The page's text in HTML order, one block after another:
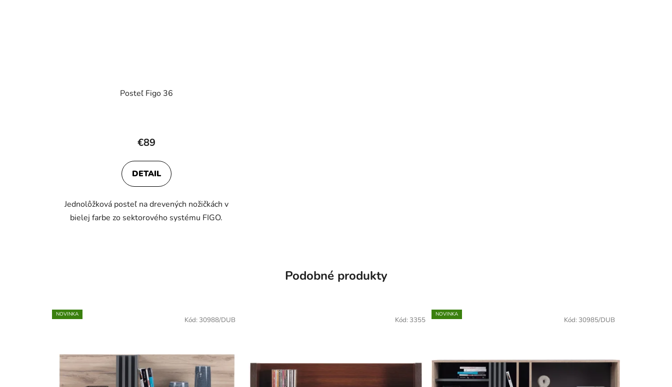
Posteľ Figo 36
€89
DETAIL
Jednolôžková posteľ na drevených nožičkách v
bielej farbe zo sektorového systému FIGO.
Podobné produkty
NOVINKA
Kód: 30988/DUB Kód: 3355
NOVINKA
Kód: 30985/DUB